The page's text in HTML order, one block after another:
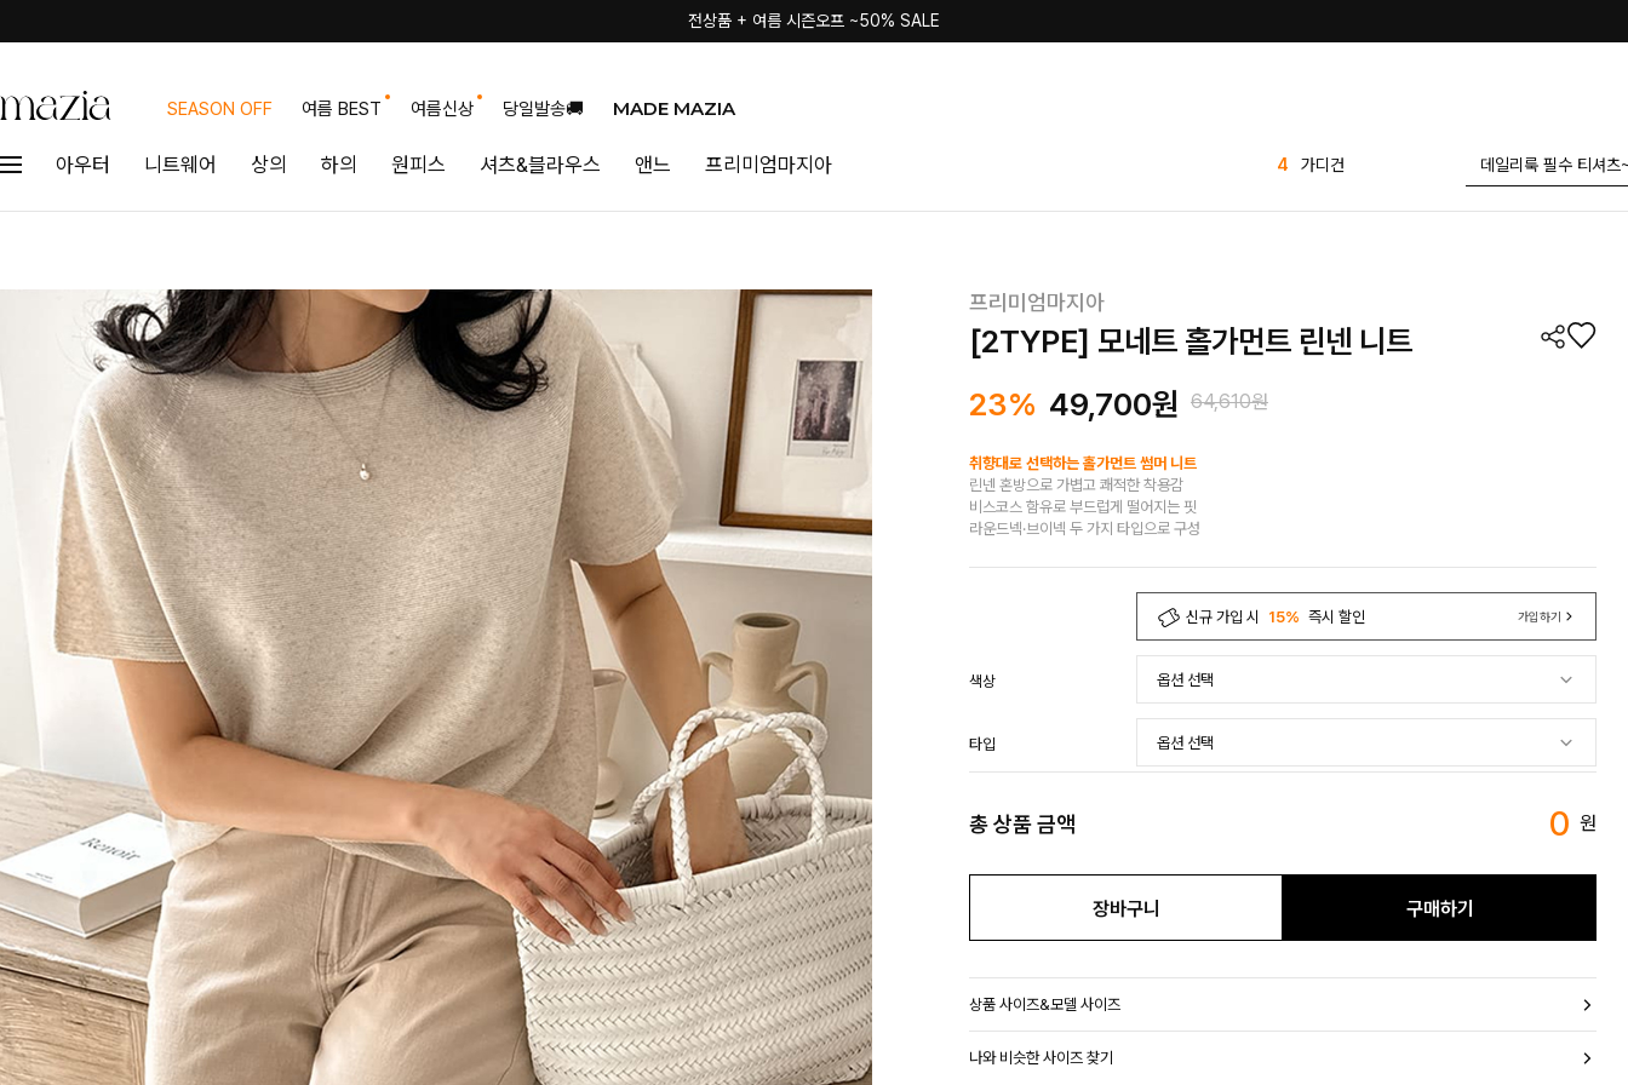
전상품 + 여름 시즌오프 ~50% SALE
SEASON OFF 여름 BEST 여름신상 당일발송🚚 MADE MAZIA
아우터 니트웨어 상의 하의 원피스 셔츠&블라우스 앤느 프리미엄마지아 5
유넥 무지 반팔티
드 슬랙스
10 블라우스
프리미엄마지아
[2TYPE] 모네트 홀가먼트 린넨 니트
23% 49,700원 64,610원
취향대로 선택하는 홀가먼트 썸머 니트
린넨 혼방으로 가볍고 쾌적한 착용감
비스코스 함유로 부드럽게 떨어지는 핏
라운드넥·브이넥 두 가지 타입으로 구성
신규 가입 시 15% 즉시 할인 가입하기
색상
타입
총 상품 금액 0 원
장바구니 구매하기
상품 사이즈&모델 사이즈
나와 비슷한 사이즈 찾기